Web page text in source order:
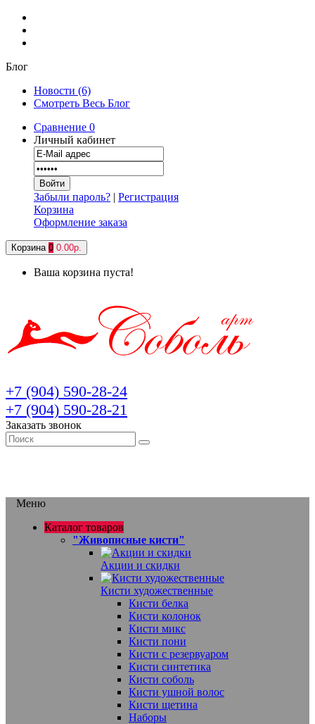
Блог
Новости (6)
Смотреть Весь Блог
Сравнение 0
Личный кабинет
Забыли пароль? | Регистрация
Корзина
Оформление заказа
Корзина 0 0.00р.
Ваша корзина пуста!
+7 (904) 590-28-24
+7 (904) 590-28-21
Заказать звонок
Меню
Каталог товаров
"Живописные кисти"
Акции и скидки
Кисти художественные
Кисти белка
Кисти колонок
Кисти микс
Кисти пони
Кисти с резервуаром
Кисти синтетика
Кисти соболь
Кисти ушной волос
Кисти щетина
Наборы